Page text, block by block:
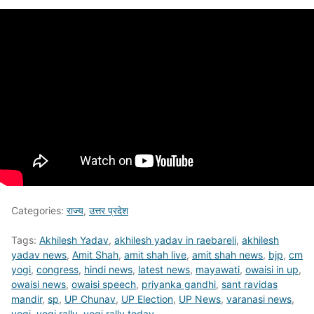
Categories: राज्य, उत्तर प्रदेश
Tags: Akhilesh Yadav, akhilesh yadav in raebareli, akhilesh
yadav news, Amit Shah, amit shah live, amit shah news, bjp, cm
yogi, congress, hindi news, latest news, mayawati, owaisi in up,
owaisi news, owaisi speech, priyanka gandhi, sant ravidas
mandir, sp, UP Chunav, UP Election, UP News, varanasi news,